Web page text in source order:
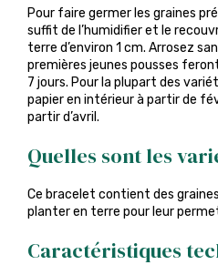
Pour faire germer les graines
suffit de l’humidifier et le
terre d’environ 1 cm. Arrosez
premières jeunes pousses
7 jours. Pour la plupart des
papier en intérieur à partir de
partir d’avril.
Quelles sont les
Ce bracelet contient des
planter en terre pour leur
Caractéristiques